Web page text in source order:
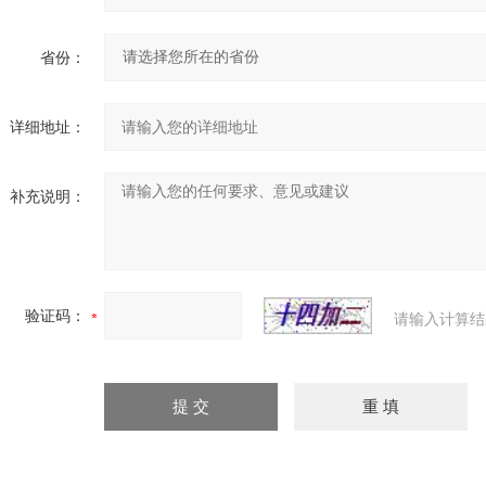
省份：
详细地址：
补充说明：
验证码： 请输入计算